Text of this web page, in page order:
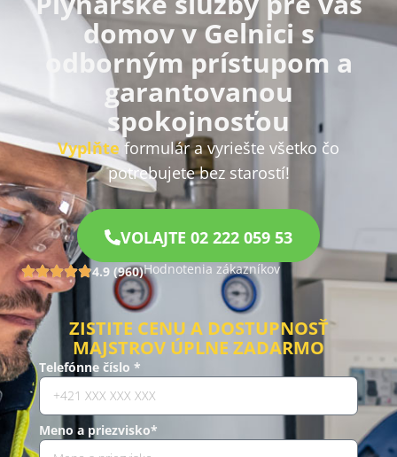
domov v Gelnici s
odborným prístupom a
garantovanou
spokojnosťou
Vyplňte formulár a vyriešte všetko čo
potrebujete bez starostí!
VOLAJTE 02 222 059 53
4.9 (960)Hodnotenia zákazníkov
ZISTITE CENU A DOSTUPNOSŤ
MAJSTROV ÚPLNE ZADARMO
Telefónne číslo *
Meno a priezvisko*